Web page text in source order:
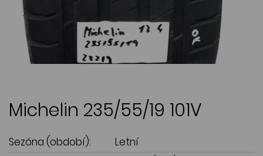
Michelin 235/55/19 101V
Sezóna (období):
Letní